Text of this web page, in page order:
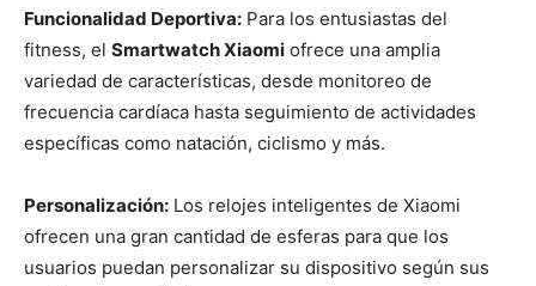
Funcionalidad Deportiva: Para los entusiastas del
fitness, el Smartwatch Xiaomi ofrece una amplia
variedad de características, desde monitoreo de
frecuencia cardíaca hasta seguimiento de actividades
específicas como natación, ciclismo y más.
Personalización: Los relojes inteligentes de Xiaomi
ofrecen una gran cantidad de esferas para que los
usuarios puedan personalizar su dispositivo según sus